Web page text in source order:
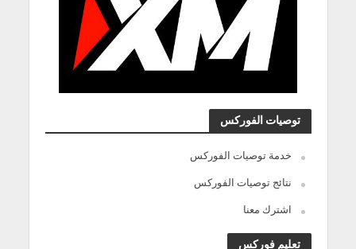
توصيات الفوركس
خدمة توصيات الفوركس
نتائج توصيات الفوركس
اشترك معنا
تعليم فوركس